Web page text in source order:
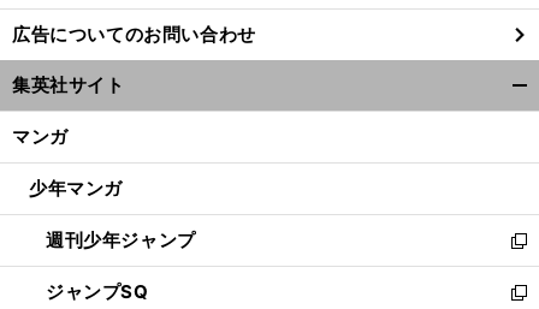
し
い
ウ
ィ
ン
ウ
開
く
広告についてのお問い合わせ
集英社サイト
マンガ
少年マンガ
週刊少年ジャンプ
新
し
い
ジャンプSQ
新